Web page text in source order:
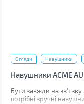
Огляди Навушники
Навушники ACME
Бути завжди на
потрібні зручні